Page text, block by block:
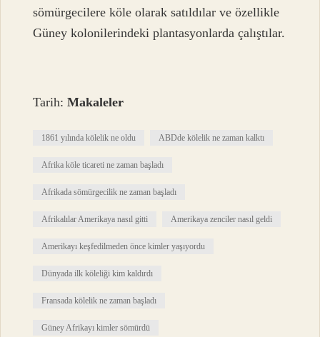
sömürgecilere köle olarak satıldılar ve özellikle
Güney kolonilerindeki plantasyonlarda çalıştılar.
Tarih:Makaleler
1861 yılında kölelik ne oldu ABDde kölelik ne zaman kalktı
Afrika köle ticareti ne zaman başladı
Afrikada sömürgecilik ne zaman başladı
Afrikalılar Amerikaya nasıl gitti Amerikaya zenciler nasıl geldi
Amerikayı keşfedilmeden önce kimler yaşıyordu
Dünyada ilk köleliği kim kaldırdı
Fransada kölelik ne zaman başladı
Güney Afrikayı kimler sömürdü